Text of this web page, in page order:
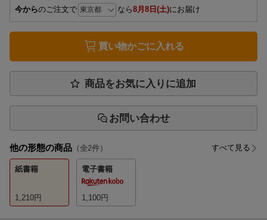
今からのご注文で なら8月8日(土)にお届け
買い物かごに入れる
商品をお気に入りに追加
お問い合わせ
他の形態の商品 （全2件） すべて見る
紙書籍
1,210円
電子書籍
1,100円